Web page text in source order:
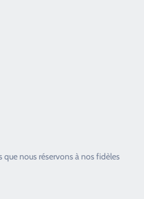
nous réservons à nos fidèles